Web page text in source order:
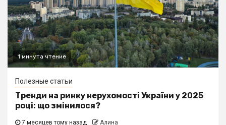
1 минута чтение
Полезные статьи
Тренди на ринку нерухомості України у 2025
році: що змінилося?
7 месяцев тому назад Алина